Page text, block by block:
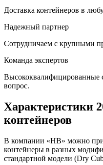
Доставка контейнеров в
Надежный партнер
Сотрудничаем с крупными
Команда экспертов
Высококвалифицированные
вопрос.
Характеристики
контейнеров
В компании «HB» можно
контейнеры в разных
стандартной модели (Dry